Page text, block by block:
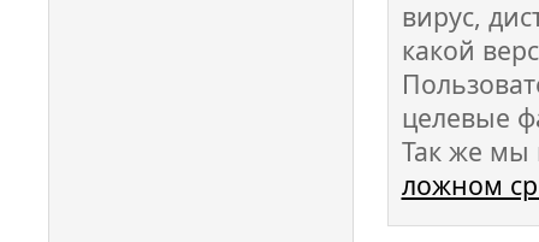
вирус,
какой
целевые
Так же
ложном